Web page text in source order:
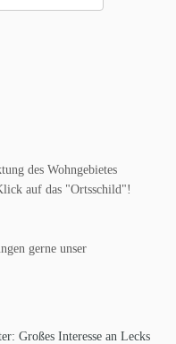
des Wohngebietes
auf das "Ortsschild"!
gerne unser
Großes Interesse an Lecks